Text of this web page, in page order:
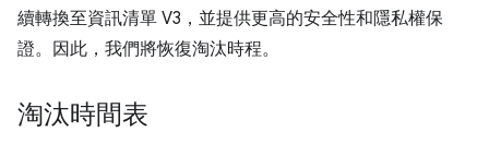
續轉換至資訊清單 V3，並提供更高的安全性和隱私權保
證。因此，我們將恢復淘汰時程。
淘汰時間表